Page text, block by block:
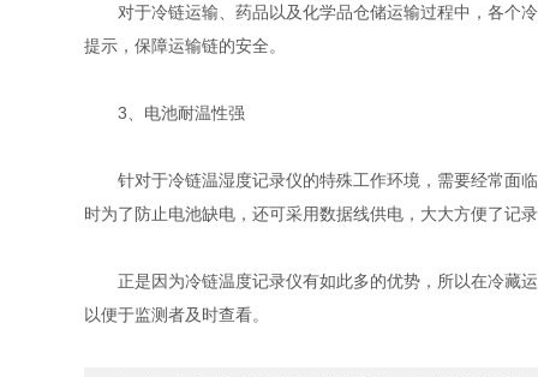
对于冷链运输、药品以及化学品仓储运输过程中，各个冷
提示，保障运输链的安全。
3、电池耐温性强
针对于冷链温湿度记录仪的特殊工作环境，需要经常面临
时为了防止电池缺电，还可采用数据线供电，大大方便了记
正是因为冷链温度记录仪有如此多的优势，所以在冷藏运
以便于监测者及时查看。